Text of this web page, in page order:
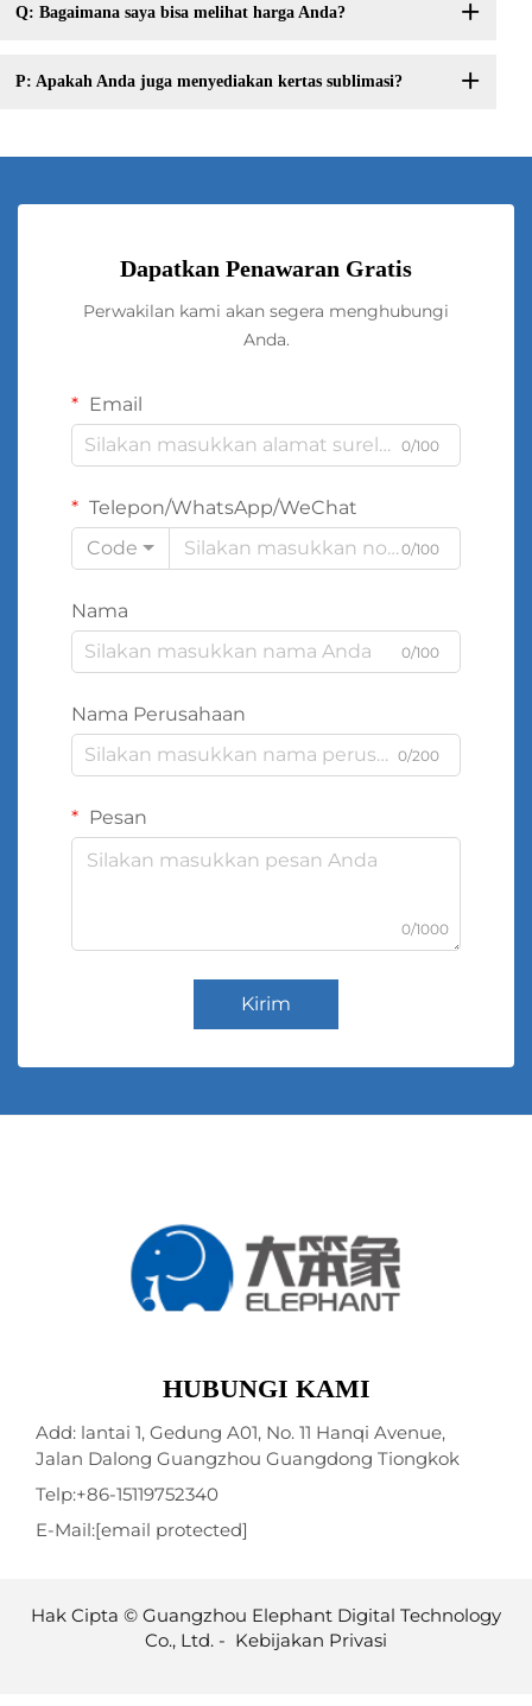
Q: Bagaimana saya bisa melihat harga Anda?
P: Apakah Anda juga menyediakan kertas sublimasi?
Dapatkan Penawaran Gratis
Perwakilan kami akan segera menghubungi
Anda.
Email
0/100
Telepon/WhatsApp/WeChat
Code
0/100
Nama
0/100
Nama Perusahaan
0/200
Pesan
0/1000
Kirim
HUBUNGI KAMI
Add: lantai 1, Gedung A01, No. 11 Hanqi Avenue,
Jalan Dalong Guangzhou Guangdong Tiongkok
Telp:+86-15119752340
E-Mail:[email protected]
Hak Cipta © Guangzhou Elephant Digital Technology
Co., Ltd. - Kebijakan Privasi